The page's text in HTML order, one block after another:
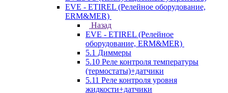
EVE - ETIREL (Релейное оборудование,
ERM&MER)
Назад
EVE - ETIREL (Релейное
оборудование, ERM&MER)
5.1 Диммеры
5.10 Реле контроля температуры
(термостаты)+датчики
5.11 Реле контроля уровня
жидкости+датчики